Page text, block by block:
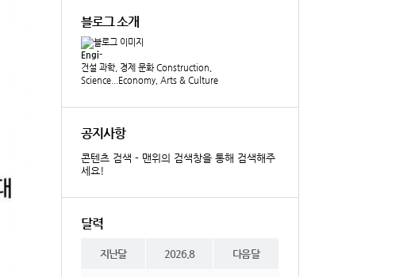
블로그 소개
Engi-
건설 과학, 경제 문화 Construction,
Science...Economy, Arts & Culture
공지사항
콘텐츠 검색 - 맨위의 검색창을 통해 검색해주
세요!
달력
지난달 2026.8 다음달